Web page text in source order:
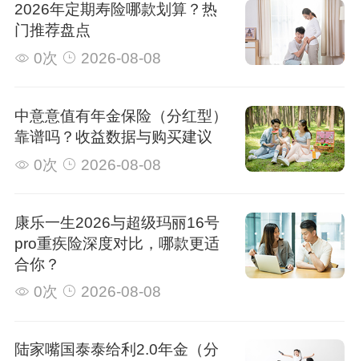
2026年定期寿险哪款划算？热
门推荐盘点
0次
2026-08-08
中意意值有年金保险（分红型）
靠谱吗？收益数据与购买建议
0次
2026-08-08
康乐一生2026与超级玛丽16号
pro重疾险深度对比，哪款更适
合你？
0次
2026-08-08
陆家嘴国泰泰给利2.0年金（分